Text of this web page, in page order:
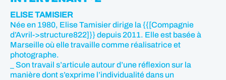
ELISE TAMISIER
Née en 1980, Elise Tamisier dirige la {{[Compagnie
d’Avril->structure822]}} depuis 2011. Elle est basée à
Marseille où elle travaille comme réalisatrice et
photographe.
_ Son travail s’articule autour d’une réflexion sur la
manière dont s’exprime l’individualité dans un